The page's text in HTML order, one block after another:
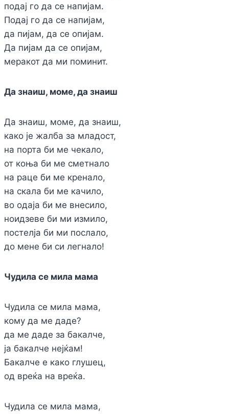
подај го да се напијам.
Подај го да се напијам,
да пијам, да се опијам.
Да пијам да се опијам,
меракот да ми поминит.
Да знаиш, моме, да знаиш
Да знаиш, моме, да знаиш,
како је жалба за младост,
на порта би ме чекало,
от коња би ме сметнало
на раце би ме кренало,
на скала би ме качило,
во одаја би ме внесило,
ноидзеве би ми измило,
постелја би ми послало,
до мене би си легнало!
Чудила се мила мама
Чудила се мила мама,
кому да ме даде?
да ме даде за бакалче,
ја бакалче нејќам!
Бакалче е како глушец,
од вреќа на вреќа.
Чудила се мила мама,